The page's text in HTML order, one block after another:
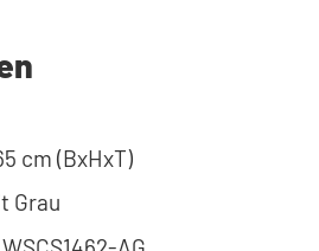
Waschmaschine und
Weiteren ist der
aus 19 mm starkem,
cm (BxHxT)
Grau